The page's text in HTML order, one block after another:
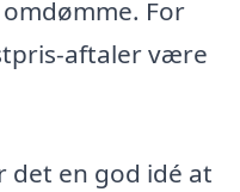
For
aftaler være
det en god idé at